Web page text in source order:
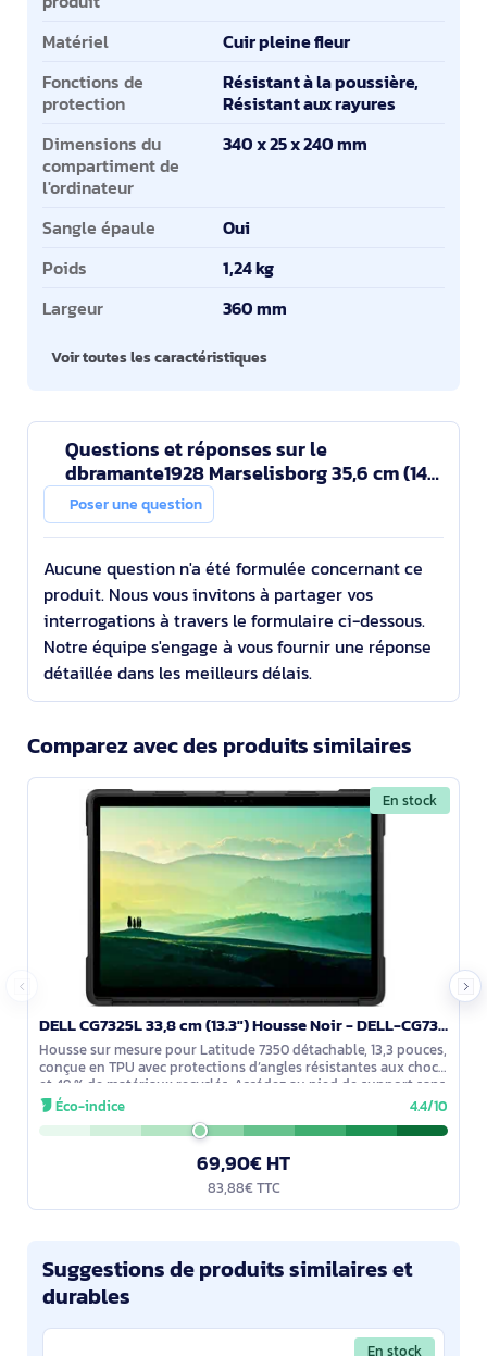
Matériel
Cuir pleine fleur
Fonctions de
protection
Résistant à la poussière,
Résistant aux rayures
Dimensions du
compartiment de
l'ordinateur
340 x 25 x 240 mm
Sangle épaule
Oui
Poids
1,24 kg
Largeur
360 mm
Voir toutes les caractéristiques
Questions et réponses sur le
dbramante1928 Marselisborg 35,6 cm (14")
Sac Messenger Noir
Poser une question
Aucune question n'a été formulée concernant ce
produit. Nous vous invitons à partager vos
interrogations à travers le formulaire ci-dessous.
Notre équipe s'engage à vous fournir une réponse
détaillée dans les meilleurs délais.
Comparez avec des produits similaires
En stock
DELL CG7325L 33,8 cm (13.3") Housse Noir - DELL-CG7325L
Housse sur mesure pour Latitude 7350 détachable, 13,3 pouces,
conçue en TPU avec protections d’angles résistantes aux chocs
et 49 % de matériaux recyclés. Accédez au pied de support sans
retirer
Éco-indice 4.4/10
69,90€ HT
83,88€ TTC
Suggestions de produits similaires et
durables
En stock